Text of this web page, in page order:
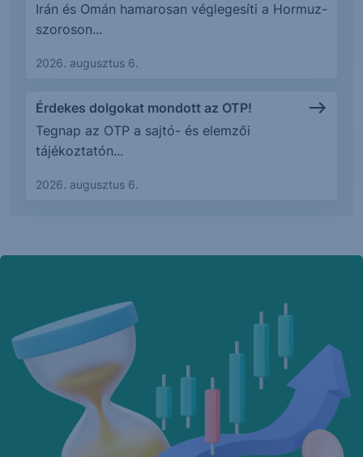
Irán és Omán hamarosan véglegesíti a Hormuz-
szoroson...
2026. augusztus 6.
Érdekes dolgokat mondott az OTP!
Tegnap az OTP a sajtó- és elemzői
tájékoztatón...
2026. augusztus 6.